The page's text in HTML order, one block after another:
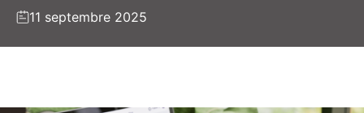
11 septembre 2025